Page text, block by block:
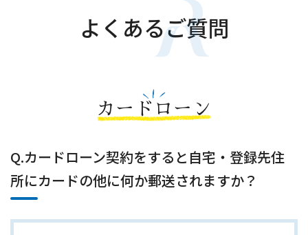
よくあるご質問
カードローン
Q.カードローン契約をすると自宅・登録先住
所にカードの他に何か郵送されますか？